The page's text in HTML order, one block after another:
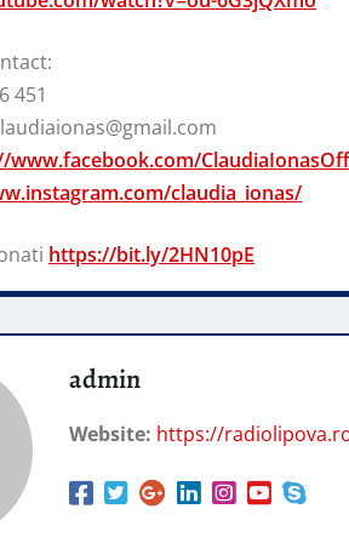
451
www.facebook.com/
claudia_ionas/
https://bit.ly/2HN10pE
admin
Website: https://